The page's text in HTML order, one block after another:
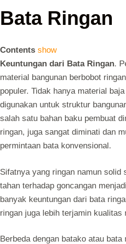
Bata Ringan
Contents show
Keuntungan dari Bata Ringan.
material bangunan berbobot
populer. Tidak hanya material
digunakan untuk struktur
salah satu bahan baku pembuat
ringan, juga sangat diminati dan
permintaan bata konvensional.
Sifatnya yang ringan namun solid
tahan terhadap goncangan
banyak keuntungan dari bata
ringan juga lebih terjamin kualitas
Berbeda dengan batako atau bata